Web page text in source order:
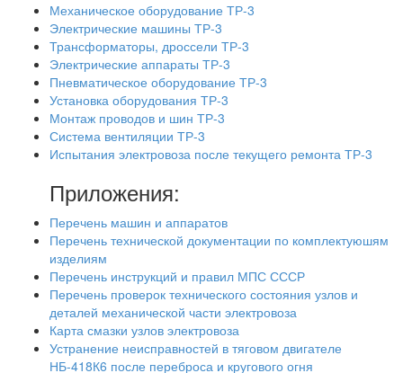
Механическое оборудование ТР-3
Электрические машины ТР-3
Трансформаторы, дроссели ТР-3
Электрические аппараты ТР-3
Пневматическое оборудование ТР-3
Установка оборудования ТР-3
Монтаж проводов и шин ТР-3
Система вентиляции ТР-3
Испытания электровоза после текущего ремонта ТР-3
Приложения:
Перечень машин и аппаратов
Перечень технической документации по комплектуюшям
изделиям
Перечень инструкций и правил МПС СССР
Перечень проверок технического состояния узлов и
деталей механической части электровоза
Карта смазки узлов электровоза
Устранение неисправностей в тяговом двигателе
НБ-418К6 после переброса и кругового огня